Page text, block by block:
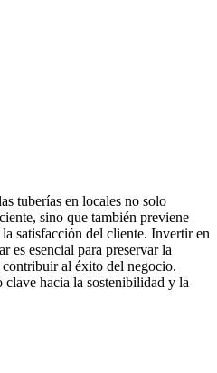
tuberías en locales no solo
sino que también previene
la satisfacción del cliente. Invertir en
es esencial para preservar la
al éxito del negocio.
clave hacia la sostenibilidad y la